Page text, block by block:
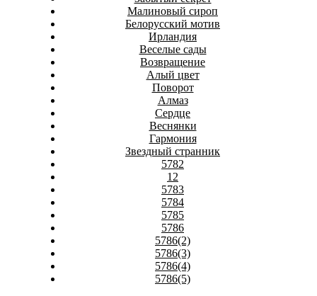
Малиновый сироп
Белорусский мотив
Ирландия
Веселые сады
Возвращение
Алый цвет
Поворот
Алмаз
Сердце
Веснянки
Гармония
Звездный странник
5782
12
5783
5784
5785
5786
5786(2)
5786(3)
5786(4)
5786(5)